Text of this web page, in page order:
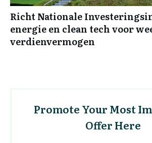
Richt Nationale
energie en clean tech voor
verdienvermogen
Promote Your Most
Offer Here